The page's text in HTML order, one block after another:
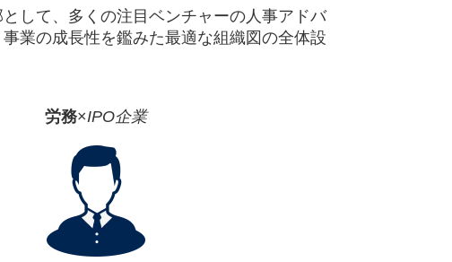
して、多くの注目ベンチャーの人事アドバ
業の成長性を鑑みた最適な組織図の全体設
労務×IPO企業